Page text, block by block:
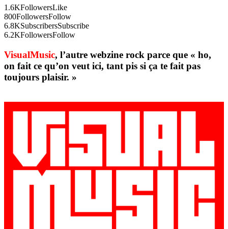
1.6KFollowersLike
800FollowersFollow
6.8KSubscribersSubscribe
6.2KFollowersFollow
VisualMusic, l’autre webzine rock parce que « ho,
on fait ce qu’on veut ici, tant pis si ça te fait pas
toujours plaisir. »